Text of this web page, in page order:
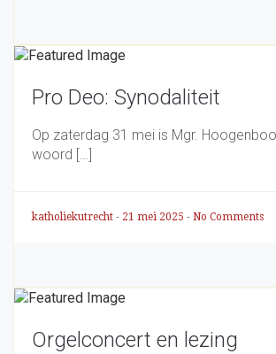
Pro Deo: Synodaliteit
Op zaterdag 31 mei is Mgr.
woord […]
katholiekutrecht - 21 mei 2025 - No Comments
Orgelconcert en lezing